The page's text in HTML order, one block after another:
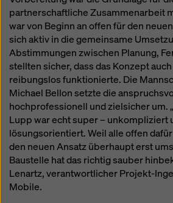
partnerschaftliche Zusammenarbeit
war von Beginn an offen für den
sich aktiv in die gemeinsame
Abstimmungen zwischen Planung,
stellten sicher, dass das Konzept
reibungslos funktionierte. Die
Michael Bellon setzte die
hochprofessionell und zielsicher um.
Lupp war echt super – unkompliziert
lösungsorientiert. Weil alle offen
den neuen Ansatz überhaupt erst
Baustelle hat das richtig sauber
Lenartz, verantwortlicher Projekt-
Mobile.